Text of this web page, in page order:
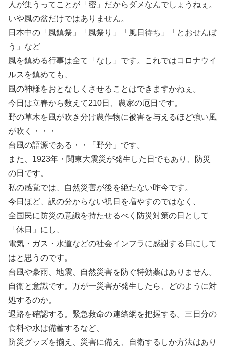
人が集うってことが「密」だからダメなんでしょうねぇ。
いや風の盆だけではありません。
日本中の「風鎮祭」「風祭り」「風日待ち」「とおせんぼ
う」など
風を鎮める行事は全て「なし」です。これではコロナウイ
ルスを鎮めても、
風の神様をおとなしくさせることはできますかねぇ。
今日は立春から数えて210日、農家の厄日です。
野の草木を風が吹き分け農作物に被害を与えるほど強い風
が吹く・・・
台風の語源である・・「野分」です。
また、1923年・関東大震災が発生した日でもあり、防災
の日です。
私の感覚では、自然災害が後を絶たない昨今です。
今日ほど、訳の分からない祝日を増やすのではなく、
全国民に防災の意識を持たせるべく防災対策の日として
「休日」にし、
電気・ガス・水道などの社会インフラに感謝する日にして
はと思うのです。
台風や豪雨、地震、自然災害を防ぐ特効薬はありません。
自衛と意識です。万が一災害が発生したら、どのように対
処するのか。
退路を確認する。緊急救命の連絡網を把握する。三日分の
食料や水は備蓄するなど、
防災グッズを揃え、災害に備え、自衛するしか方法はあり